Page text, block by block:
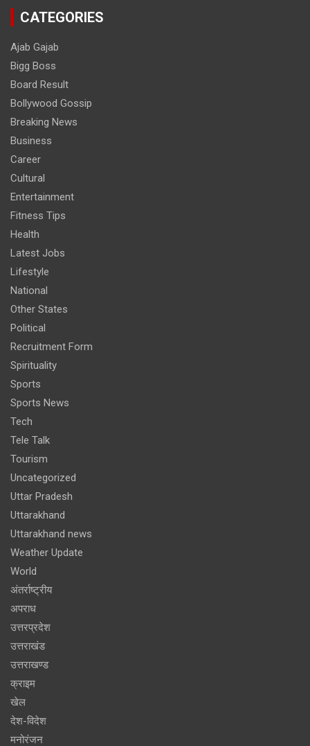
CATEGORIES
Ajab Gajab
Bigg Boss
Board Result
Bollywood Gossip
Breaking News
Business
Career
Cultural
Entertainment
Fitness Tips
Health
Latest Jobs
Lifestyle
National
Other States
Political
Recruitment Form
Spirituality
Sports
Sports News
Tech
Tele Talk
Tourism
Uncategorized
Uttar Pradesh
Uttarakhand
Uttarakhand news
Weather Update
World
अंतर्राष्ट्रीय
अपराध
उत्तरप्रदेश
उत्तराखंड
उत्तराखण्ड
क्राइम
खेल
देश-विदेश
मनोरंजन